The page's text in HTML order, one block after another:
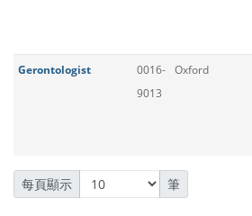
Gerontologist
0016-
9013
Oxford
每頁顯示 筆